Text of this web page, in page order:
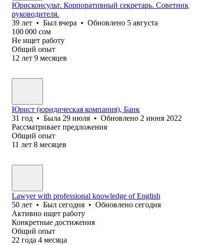
Юрисконсульт. Корпоративный секретарь. Советник
руководителя.
39 лет • Был вчера • Обновлено 5 августа
100 000 сом
Не ищет работу
Общий опыт
12 лет 9 месяцев
Юрист (юридическая компания), Банк
31 год • Была 29 июля • Обновлено 2 июня 2022
Рассматривает предложения
Общий опыт
11 лет 8 месяцев
Lawyer with professional knowledge of English
50 лет • Был сегодня • Обновлено сегодня
Активно ищет работу
Конкретные достижения
Общий опыт
22 года 4 месяца